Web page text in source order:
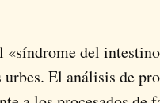
«síndrome del
urbes. El análisis de